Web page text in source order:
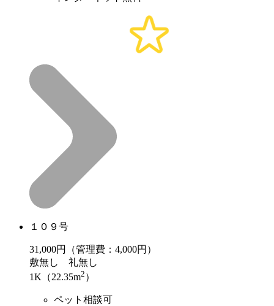
１０９号
31,000円（管理費：4,000円）
敷無し 礼無し
1K（22.35m2 ）
ペット相談可